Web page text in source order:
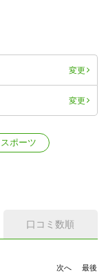
変更
変更
スポーツ
口コミ数順
次へ 最後